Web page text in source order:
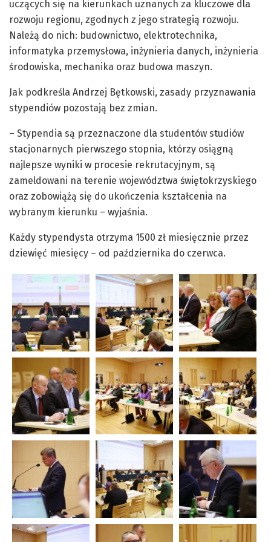
uczących się na kierunkach uznanych za kluczowe dla
rozwoju regionu, zgodnych z jego strategią rozwoju.
Należą do nich: budownictwo, elektrotechnika,
informatyka przemysłowa, inżynieria danych, inżynieria
środowiska, mechanika oraz budowa maszyn.
Jak podkreśla Andrzej Bętkowski, zasady przyznawania
stypendiów pozostają bez zmian.
– Stypendia są przeznaczone dla studentów studiów
stacjonarnych pierwszego stopnia, którzy osiągną
najlepsze wyniki w procesie rekrutacyjnym, są
zameldowani na terenie województwa świętokrzyskiego
oraz zobowiążą się do ukończenia kształcenia na
wybranym kierunku – wyjaśnia.
Każdy stypendysta otrzyma 1500 zł miesięcznie przez
dziewięć miesięcy – od października do czerwca.